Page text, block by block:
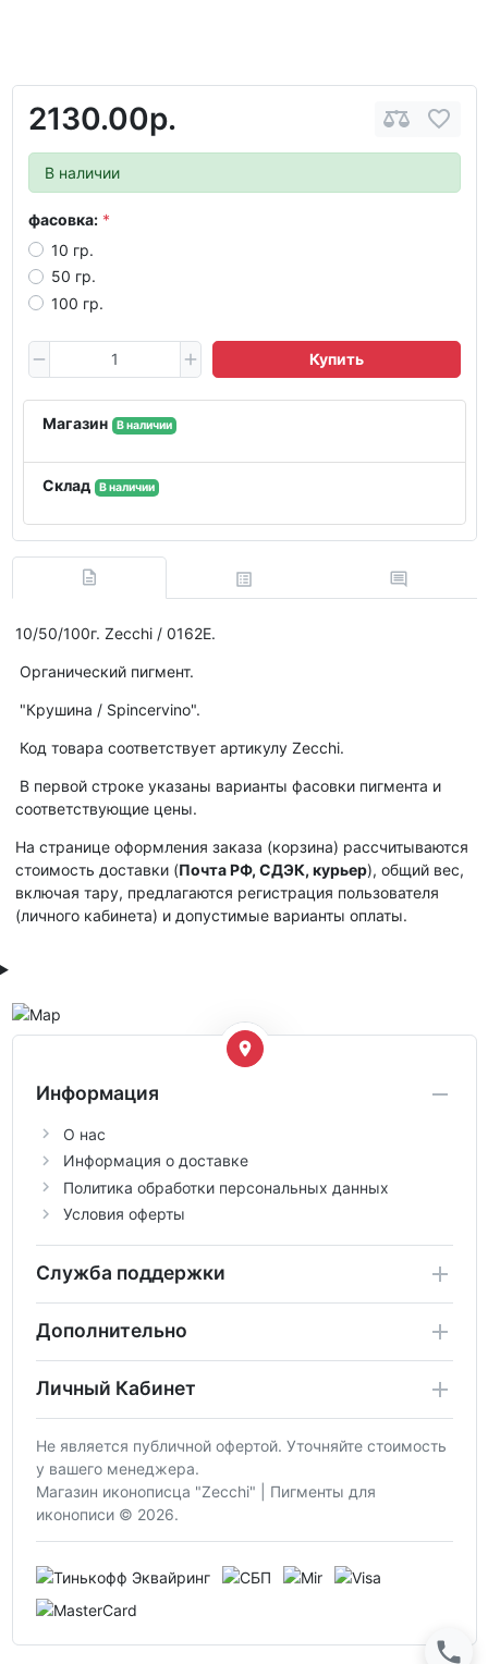
2130.00р.
В наличии
фасовка:
10 гр.
50 гр.
100 гр.
Купить
Магазин В наличии
Склад В наличии
10/50/100г. Zecchi / 0162E.
Органический пигмент.
"Крушина / Spincervino".
Код товара соответствует артикулу Zecchi.
В первой строке указаны варианты фасовки пигмента и
соответствующие цены.
На странице оформления заказа (корзина) рассчитываются
стоимость доставки (Почта РФ, СДЭК, курьер), общий вес,
включая тару, предлагаются регистрация пользователя
(личного кабинета) и допустимые варианты оплаты.
Информация
О нас
Информация о доставке
Политика обработки персональных данных
Условия оферты
Служба поддержки
Дополнительно
Личный Кабинет
Не является публичной офертой. Уточняйте стоимость
у вашего менеджера.
Магазин иконописца "Zecchi" | Пигменты для
иконописи © 2026.